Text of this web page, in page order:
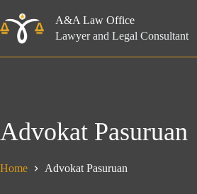
to
content
A&A Law Office
Lawyer and Legal Consultant
Advokat Pasuruan
Home Advokat Pasuruan